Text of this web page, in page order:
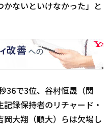
かないといけなかった」と
36で3位、谷村恒晟（関
録保持者のリチャード・
岡大翔（順大）らは欠場し